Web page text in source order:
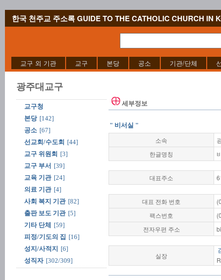
한국 천주교 주소록 GUIDE TO THE CATHOLIC CHURCH IN
교구 외 기관 교구 본당 공소 기관/단체
광주대교구
교구청
본당 [142]
공소 [67]
선교회/수도회 [44]
교구 위원회 [3]
교구 부서 [39]
교육 기관 [24]
의료 기관 [4]
사회 복지 기관 [82]
출판 보도 기관 [5]
기타 단체
[59]
피정/기도의 집 [16]
성지/사적지
[6]
성직자 [302/309]
세부정보
" 비서실 "
소속
한글명칭
대표주소
대표 전화 번호
팩스번호
전자우편 주소
실장